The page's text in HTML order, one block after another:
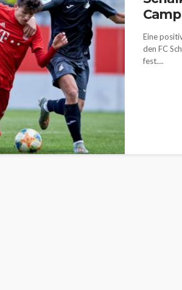
Eine
den FC
fest....